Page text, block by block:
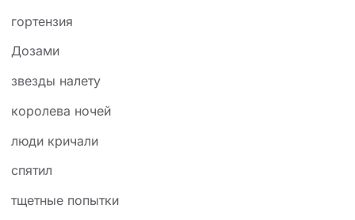
гортензия
Дозами
звезды налету
королева ночей
люди кричали
спятил
тщетные попытки